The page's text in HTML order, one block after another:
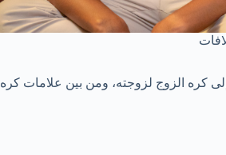
كره الزوج لزوجته، ومن بين علامات كره